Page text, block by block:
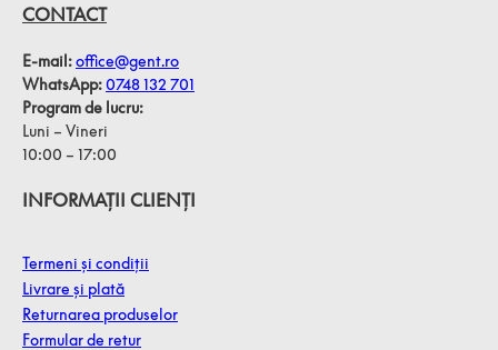
CONTACT
E-mail:office@gent.ro
WhatsApp:0748 132 701
Program de lucru:
Luni – Vineri
10:00 – 17:00
INFORMAȚII CLIENȚI
Termeni și condiții
Livrare și plată
Returnarea produselor
Formular de retur